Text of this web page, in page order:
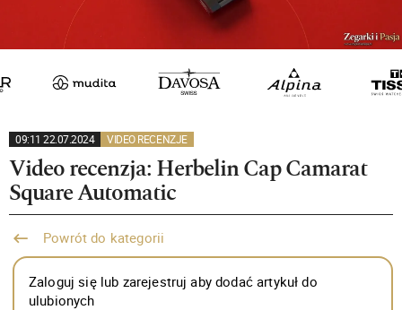
09:11 22.07.2024 VIDEO RECENZJE
Video recenzja: Herbelin Cap Camarat
Square Automatic
Powrót do kategorii
Zaloguj się lub zarejestruj aby dodać artykuł do
ulubionych